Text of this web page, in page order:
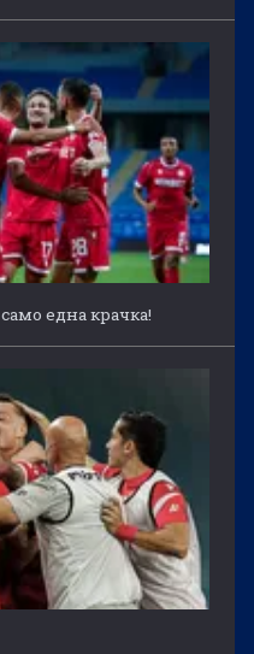
една крачка!